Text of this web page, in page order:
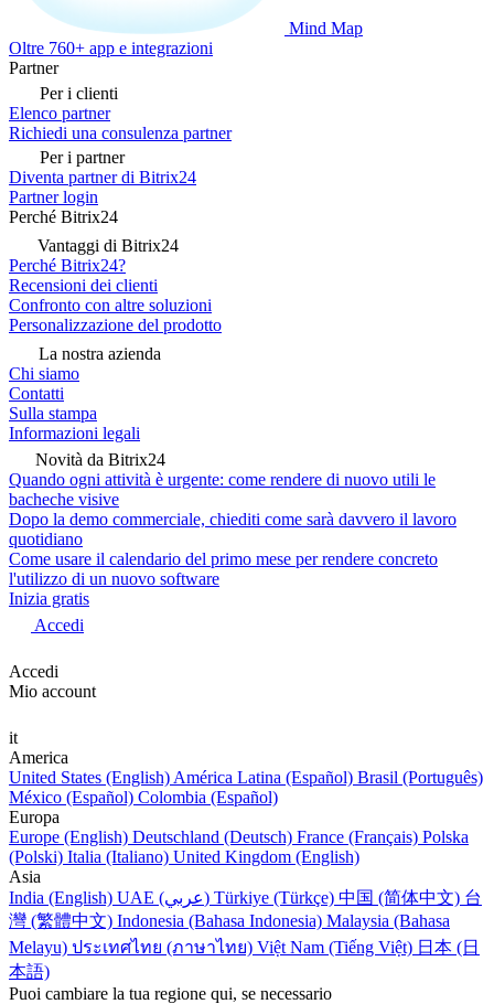
Mind Map
Oltre 760+ app e integrazioni
Partner
Per i clienti
Elenco partner
Richiedi una consulenza partner
Per i partner
Diventa partner di Bitrix24
Partner login
Perché Bitrix24
Vantaggi di Bitrix24
Perché Bitrix24?
Recensioni dei clienti
Confronto con altre soluzioni
Personalizzazione del prodotto
La nostra azienda
Chi siamo
Contatti
Sulla stampa
Informazioni legali
Novità da Bitrix24
Quando ogni attività è urgente: come rendere di nuovo utili le
bacheche visive
Dopo la demo commerciale, chiediti come sarà davvero il lavoro
quotidiano
Come usare il calendario del primo mese per rendere concreto
l'utilizzo di un nuovo software
Inizia gratis
Accedi
Accedi
Mio account
it
America
United States (English) América Latina (Español) Brasil (Português)
México (Español) Colombia (Español)
Europa
Europe (English) Deutschland (Deutsch) France (Français) Polska
(Polski) Italia (Italiano) United Kingdom (English)
Asia
India (English)
UAE (عربي) Türkiye (Türkçe) 中国 (简体中文) 台
灣 (繁體中文) Indonesia (Bahasa Indonesia) Malaysia (Bahasa
Melayu) ประเทศไทย (ภาษาไทย) Việt Nam (Tiếng Việt) 日本 (日
本語)
Puoi cambiare la tua regione qui, se necessario